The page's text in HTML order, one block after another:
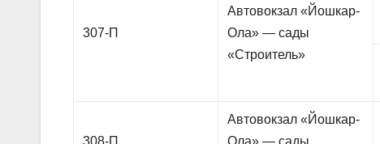
307-П
Автовокзал «Йошкар-
Ола» — сады
«Строитель»
308-П
Автовокзал «Йошкар-
Ола» — сады